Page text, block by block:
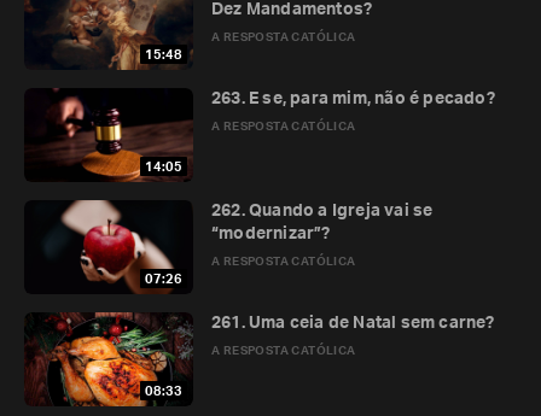
15:48
A RESPOSTA CATÓLICA
Dez Mandamentos?
14:05
A RESPOSTA CATÓLICA
263. E se, para mim, não é pecado?
07:26
A RESPOSTA CATÓLICA
262. Quando a Igreja vai se
“modernizar”?
08:33
A RESPOSTA CATÓLICA
261. Uma ceia de Natal sem carne?